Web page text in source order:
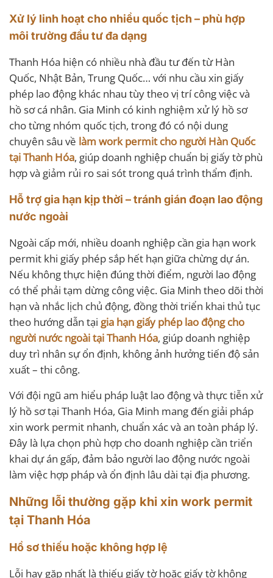
Xử lý linh hoạt cho nhiều quốc tịch – phù hợp
môi trường đầu tư đa dạng
Thanh Hóa hiện có nhiều nhà đầu tư đến từ Hàn
Quốc, Nhật Bản, Trung Quốc… với nhu cầu xin giấy
phép lao động khác nhau tùy theo vị trí công việc và
hồ sơ cá nhân. Gia Minh có kinh nghiệm xử lý hồ sơ
cho từng nhóm quốc tịch, trong đó có nội dung
chuyên sâu về làm work permit cho người Hàn Quốc
tại Thanh Hóa, giúp doanh nghiệp chuẩn bị giấy tờ phù
hợp và giảm rủi ro sai sót trong quá trình thẩm định.
Hỗ trợ gia hạn kịp thời – tránh gián đoạn lao động
nước ngoài
Ngoài cấp mới, nhiều doanh nghiệp cần gia hạn work
permit khi giấy phép sắp hết hạn giữa chừng dự án.
Nếu không thực hiện đúng thời điểm, người lao động
có thể phải tạm dừng công việc. Gia Minh theo dõi thời
hạn và nhắc lịch chủ động, đồng thời triển khai thủ tục
theo hướng dẫn tại gia hạn giấy phép lao động cho
người nước ngoài tại Thanh Hóa, giúp doanh nghiệp
duy trì nhân sự ổn định, không ảnh hưởng tiến độ sản
xuất – thi công.
Với đội ngũ am hiểu pháp luật lao động và thực tiễn xử
lý hồ sơ tại Thanh Hóa, Gia Minh mang đến giải pháp
xin work permit nhanh, chuẩn xác và an toàn pháp lý.
Đây là lựa chọn phù hợp cho doanh nghiệp cần triển
khai dự án gấp, đảm bảo người lao động nước ngoài
làm việc hợp pháp và ổn định lâu dài tại địa phương.
Những lỗi thường gặp khi xin work permit
tại Thanh Hóa
Hồ sơ thiếu hoặc không hợp lệ
Lỗi hay gặp nhất là thiếu giấy tờ hoặc giấy tờ không